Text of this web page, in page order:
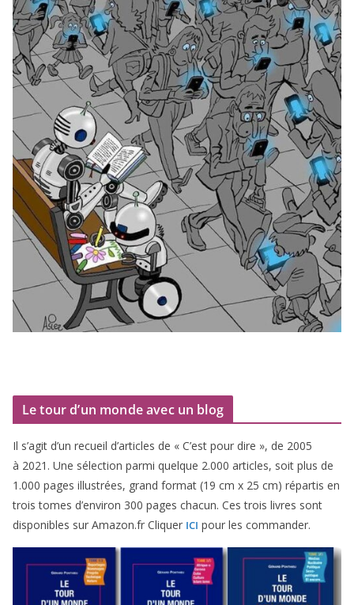
Le tour d’un monde avec un blog
Il s’agit d’un recueil d’ar­ticles de « C’est pour dire », de 2005
à 2021 . Une sélec­tion par­mi quelque 2.000 articles, soit plus de
1 .000 pages illus­trées, grand for­mat (19 cm x 25 cm) répar­tis en
trois tomes d’environ 300 pages cha­cun. Ces trois livres sont
dis­po­nibles sur Amazon​.fr Cliquer ICI pour les commander.